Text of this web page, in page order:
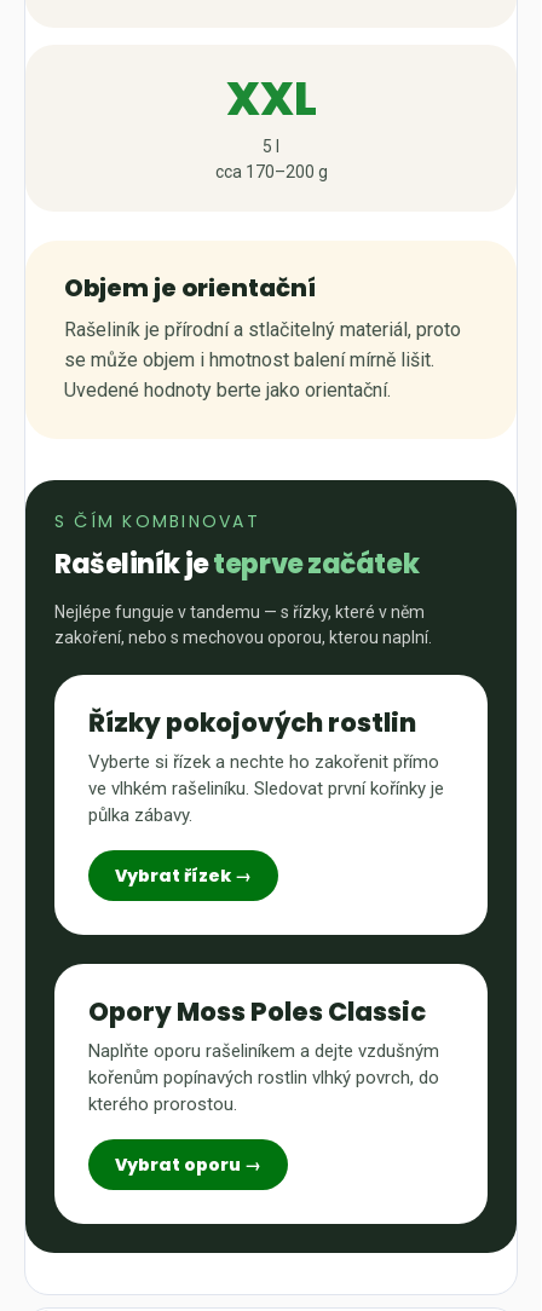
XXL
5 l
cca 170–200 g
Objem je orientační
Rašeliník je přírodní a stlačitelný materiál, proto
se může objem i hmotnost balení mírně lišit.
Uvedené hodnoty berte jako orientační.
S ČÍM KOMBINOVAT
Rašeliník jeteprve začátek
Nejlépe funguje v tandemu — s řízky, které v něm
zakoření, nebo s mechovou oporou, kterou naplní.
Řízky pokojových rostlin
Vyberte si řízek a nechte ho zakořenit přímo
ve vlhkém rašeliníku. Sledovat první kořínky je
půlka zábavy.
Vybrat řízek →
Opory Moss Poles Classic
Naplňte oporu rašeliníkem a dejte vzdušným
kořenům popínavých rostlin vlhký povrch, do
kterého prorostou.
Vybrat oporu →